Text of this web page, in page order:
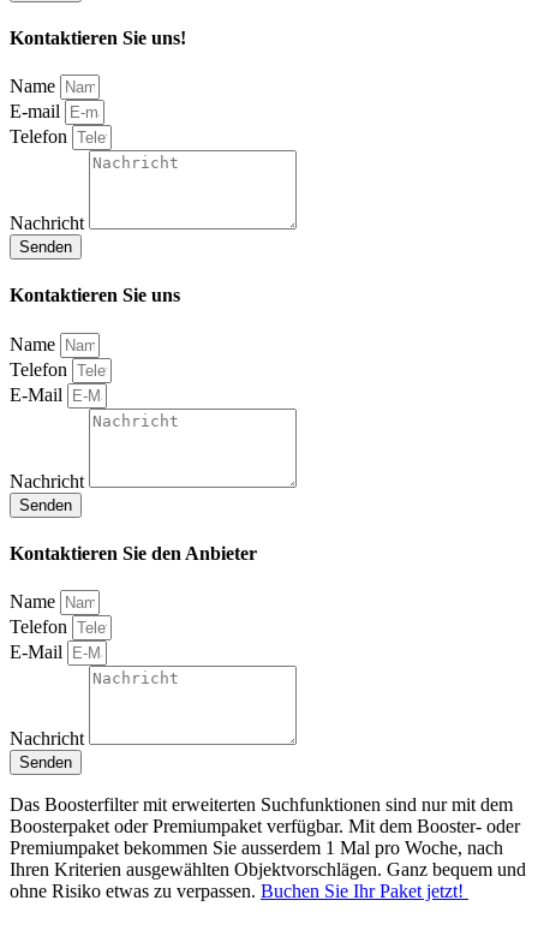
Kontaktieren Sie uns!
Name
E-mail
Telefon
Nachricht
Senden
Kontaktieren Sie uns
Name
Telefon
E-Mail
Nachricht
Senden
Kontaktieren Sie den Anbieter
Name
Telefon
E-Mail
Nachricht
Senden
Das Boosterfilter mit erweiterten Suchfunktionen sind nur mit dem
Boosterpaket oder Premiumpaket verfügbar. Mit dem Booster- oder
Premiumpaket bekommen Sie ausserdem 1 Mal pro Woche, nach
Ihren Kriterien ausgewählten Objektvorschlägen. Ganz bequem und
ohne Risiko etwas zu verpassen. Buchen Sie Ihr Paket jetzt!